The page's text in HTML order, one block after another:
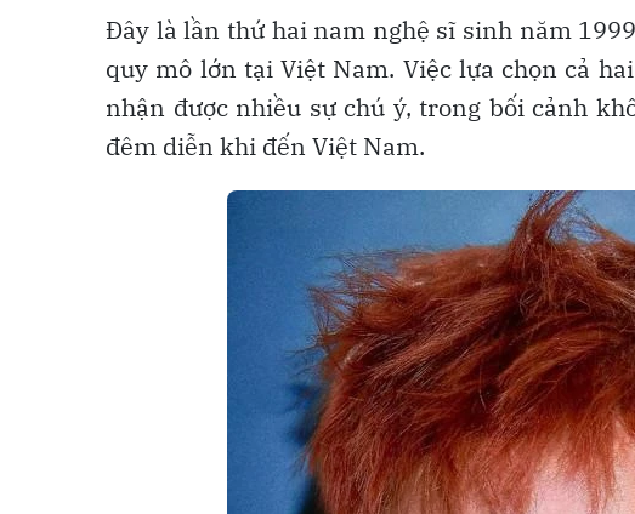
Đây là lần thứ hai nam nghệ sĩ sinh năm
quy mô lớn tại Việt Nam. Việc lựa chọn cả
nhận được nhiều sự chú ý, trong bối cảnh
đêm diễn khi đến Việt Nam.